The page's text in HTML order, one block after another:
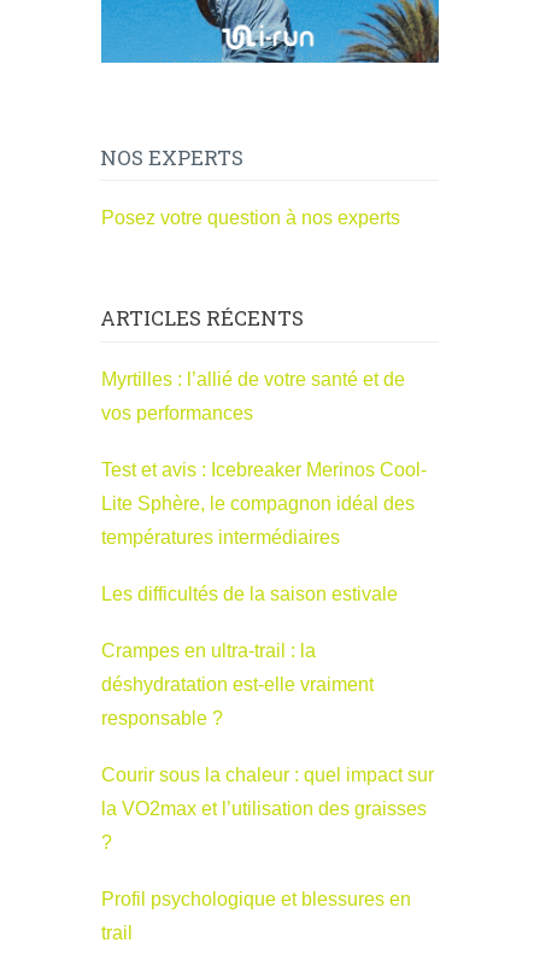
NOS EXPERTS
Posez votre question à nos experts
ARTICLES RÉCENTS
Myrtilles : l’allié de votre santé et de
vos performances
Test et avis : Icebreaker Merinos Cool-
Lite Sphère, le compagnon idéal des
températures intermédiaires
Les difficultés de la saison estivale
Crampes en ultra-trail : la
déshydratation est-elle vraiment
responsable ?
Courir sous la chaleur : quel impact sur
la VO2max et l’utilisation des graisses
?
Profil psychologique et blessures en
trail